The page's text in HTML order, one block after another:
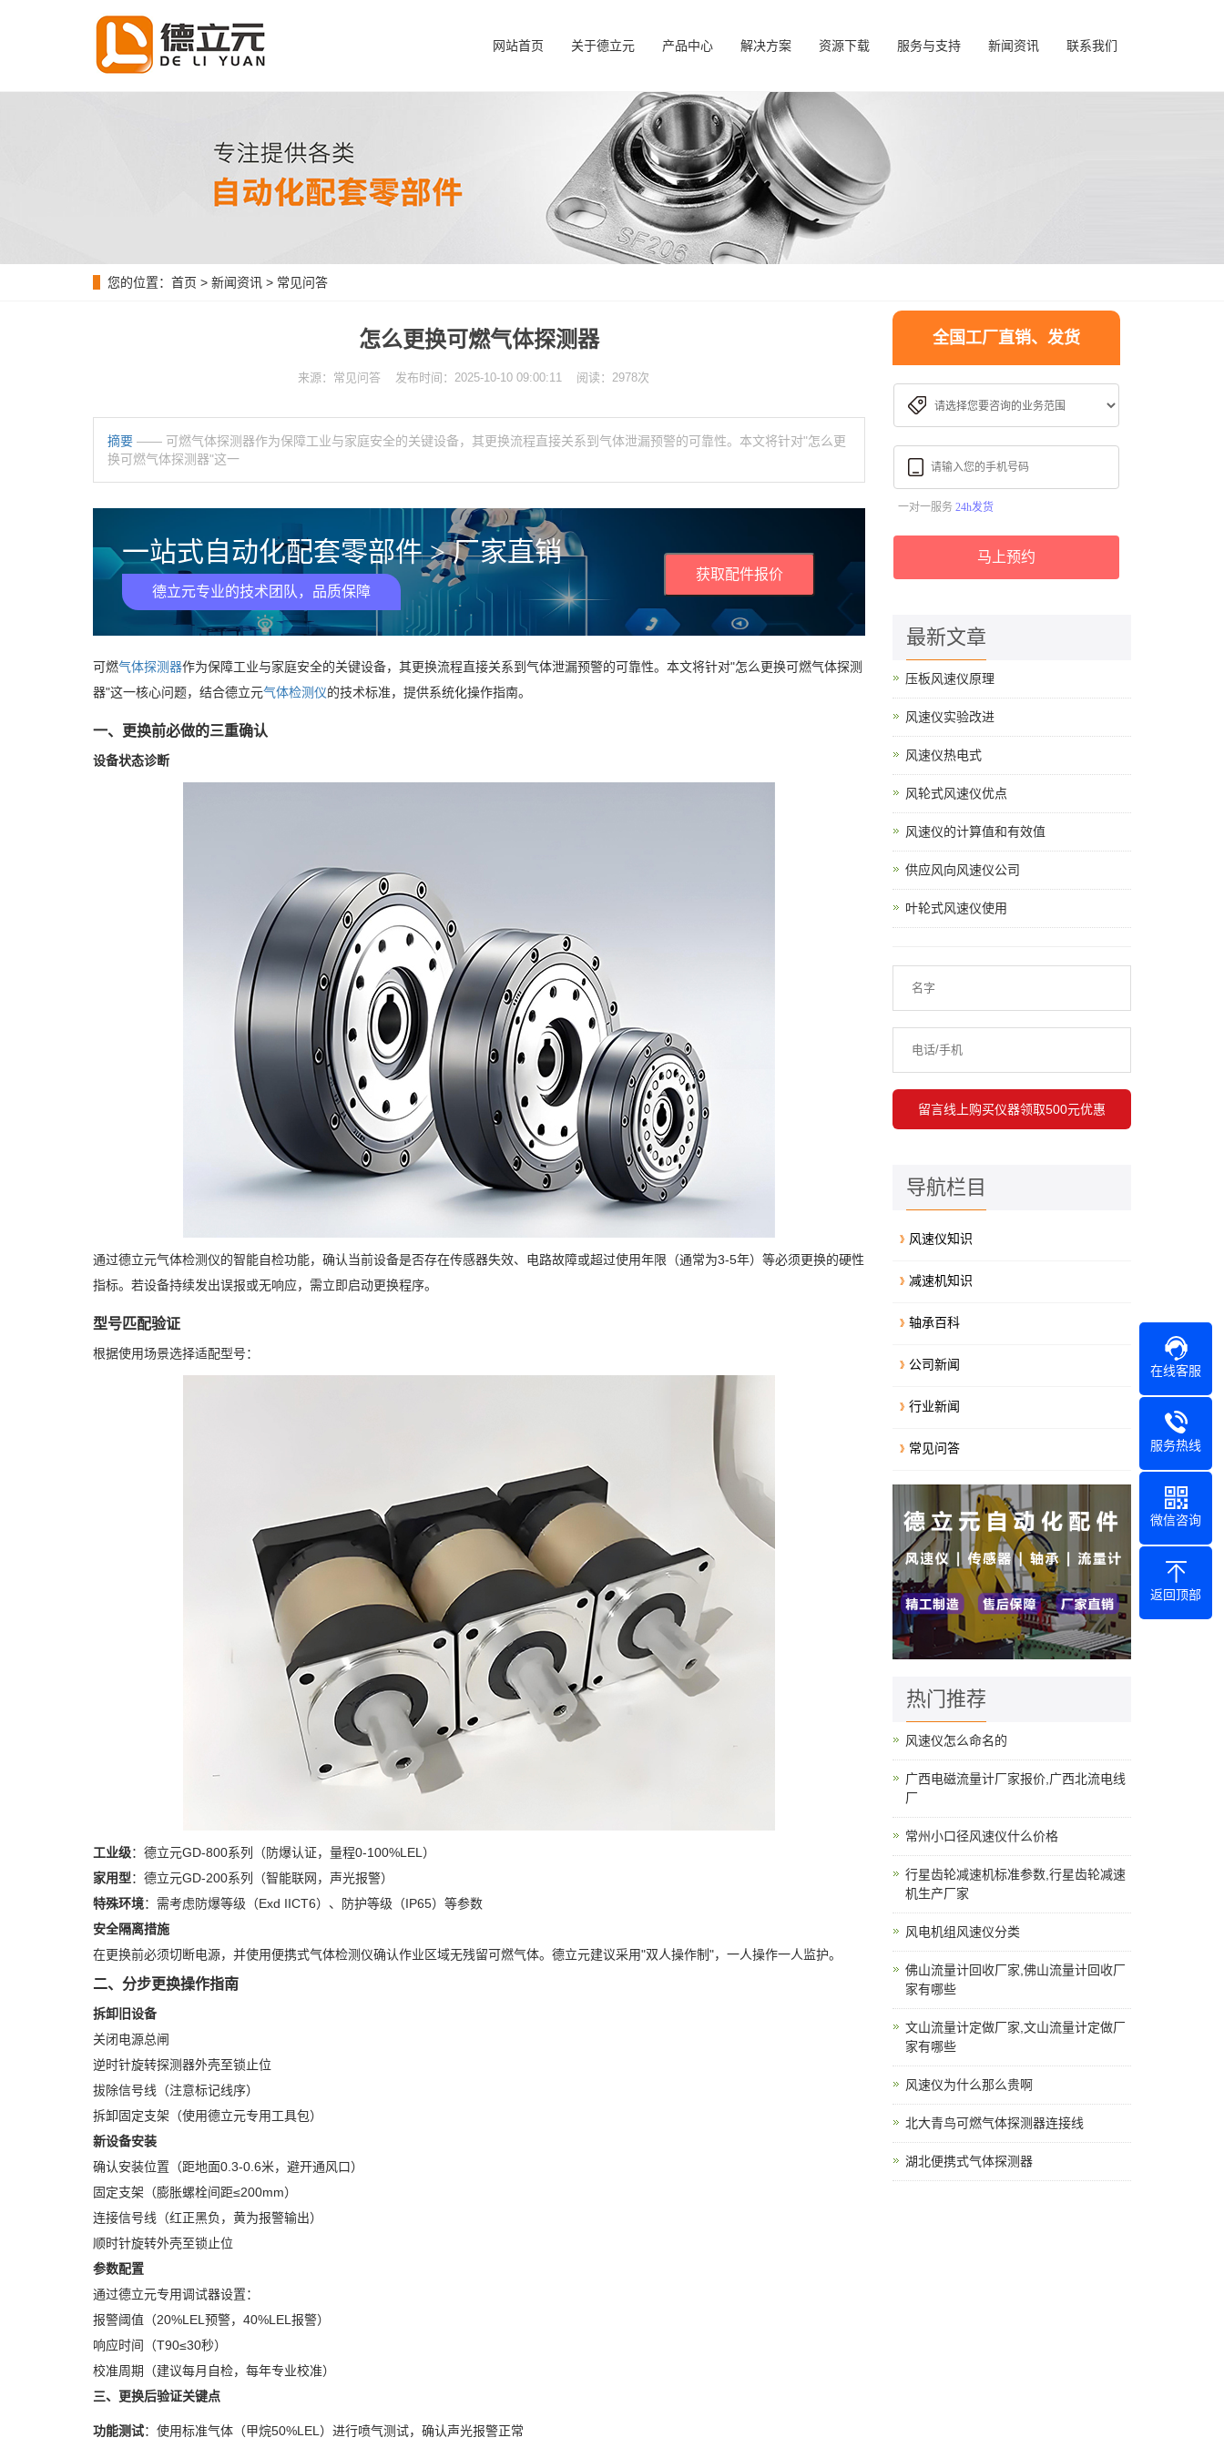
网站首页 关于德立元 产品中心 解决方案 资源下载 服务与支持 新闻资讯 联系我们
您的位置： 首页 > 新闻资讯 > 常见问答
怎么更换可燃气体探测器
来源：常见问答 发布时间：2025-10-10 09:00:11 阅读：2978次
摘要 —— 可燃气体探测器作为保障工业与家庭安全的关键设备，其更换流程直接关系到气体泄漏预警的可靠性。本文将针对"怎么更
换可燃气体探测器"这一
一站式自动化配套零部件 > 厂家直销
德立元专业的技术团队，品质保障
获取配件报价
可燃气体探测器作为保障工业与家庭安全的关键设备，其更换流程直接关系到气体泄漏预警的可靠性。本文将针对"怎么更换可燃气体探测
器"这一核心问题，结合德立元气体检测仪的技术标准，提供系统化操作指南。
一、更换前必做的三重确认
设备状态诊断
通过德立元气体检测仪的智能自检功能，确认当前设备是否存在传感器失效、电路故障或超过使用年限（通常为3-5年）等必须更换的硬性
指标。若设备持续发出误报或无响应，需立即启动更换程序。
型号匹配验证
根据使用场景选择适配型号：
工业级：德立元GD-800系列（防爆认证，量程0-100%LEL）
家用型：德立元GD-200系列（智能联网，声光报警）
特殊环境：需考虑防爆等级（Exd IICT6）、防护等级（IP65）等参数
安全隔离措施
在更换前必须切断电源，并使用便携式气体检测仪确认作业区域无残留可燃气体。德立元建议采用"双人操作制"，一人操作一人监护。
二、分步更换操作指南
拆卸旧设备
关闭电源总闸
逆时针旋转探测器外壳至锁止位
拔除信号线（注意标记线序）
拆卸固定支架（使用德立元专用工具包）
新设备安装
确认安装位置（距地面0.3-0.6米，避开通风口）
固定支架（膨胀螺栓间距≤200mm）
连接信号线（红正黑负，黄为报警输出）
顺时针旋转外壳至锁止位
参数配置
通过德立元专用调试器设置：
报警阈值（20%LEL预警，40%LEL报警）
响应时间（T90≤30秒）
校准周期（建议每月自检，每年专业校准）
三、更换后验证关键点
功能测试：使用标准气体（甲烷50%LEL）进行喷气测试，确认声光报警正常
全国工厂直销、发货
一对一服务 24h发货
马上预约
最新文章
压板风速仪原理
风速仪实验改进
风速仪热电式
风轮式风速仪优点
风速仪的计算值和有效值
供应风向风速仪公司
叶轮式风速仪使用
导航栏目
风速仪知识
减速机知识
轴承百科
公司新闻
行业新闻
常见问答
热门推荐
风速仪怎么命名的
广西电磁流量计厂家报价,广西北流电线
厂
常州小口径风速仪什么价格
行星齿轮减速机标准参数,行星齿轮减速
机生产厂家
风电机组风速仪分类
佛山流量计回收厂家,佛山流量计回收厂
家有哪些
文山流量计定做厂家,文山流量计定做厂
家有哪些
风速仪为什么那么贵啊
北大青鸟可燃气体探测器连接线
湖北便携式气体探测器
在线客服
服务热线
微信咨询
返回顶部